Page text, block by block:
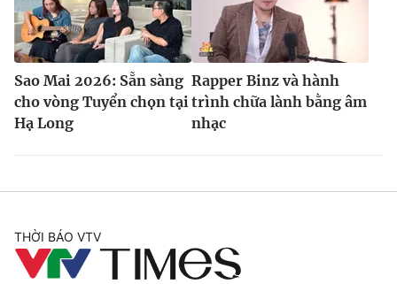
Sao Mai 2026: Sẵn sàng
cho vòng Tuyển chọn tại
Hạ Long
Rapper Binz và hành
trình chữa lành bằng âm
nhạc
THỜI BÁO VTV